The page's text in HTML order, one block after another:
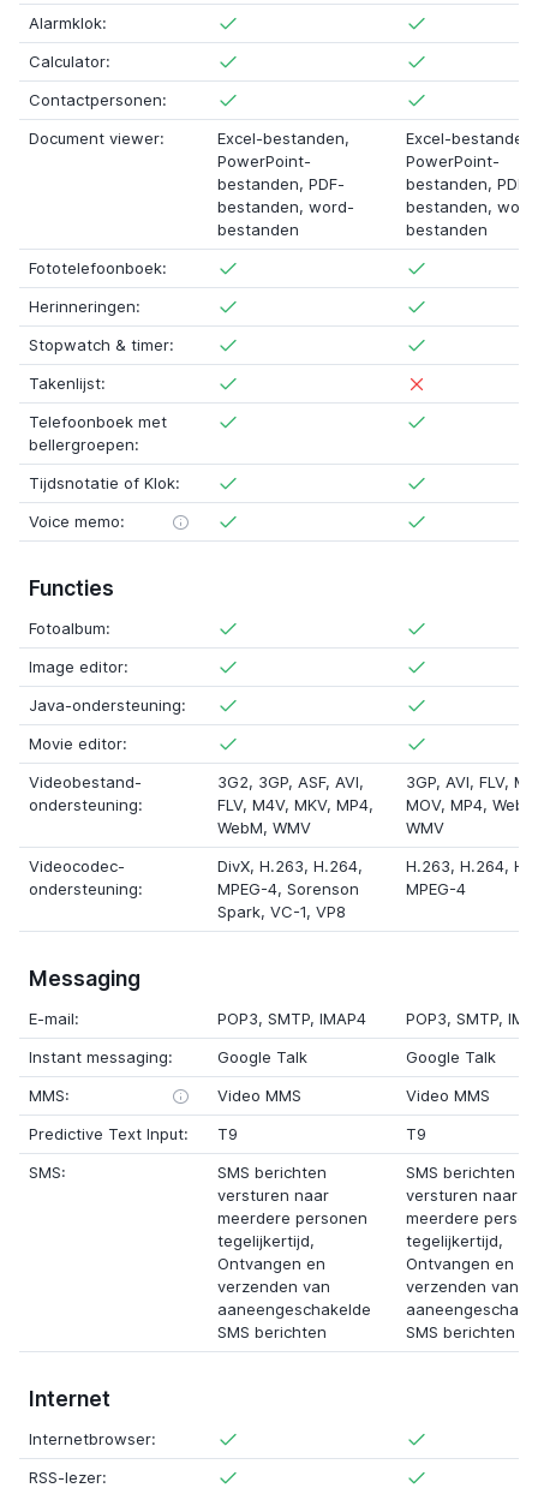
Alarmklok:
Calculator:
Contactpersonen:
Document viewer:
Excel-bestanden,
PowerPoint-
bestanden, PDF-
bestanden, word-
bestanden
Excel-bestanden,
PowerPoint-
bestanden, PDF-
bestanden,
bestanden
Fototelefoonboek:
Herinneringen:
Stopwatch & timer:
Takenlijst:
Telefoonboek met
bellergroepen:
Tijdsnotatie of Klok:
Voice memo:
Functies
Fotoalbum:
Image editor:
Java-ondersteuning:
Movie editor:
Videobestand-
ondersteuning:
3G2, 3GP, ASF, AVI,
FLV, M4V, MKV, MP4,
WebM, WMV
3GP, AVI, FLV,
MOV, MP4,
WMV
Videocodec-
ondersteuning:
DivX, H.263, H.264,
MPEG-4, Sorenson
Spark, VC-1, VP8
H.263, H.264,
MPEG-4
Messaging
E-mail: POP3, SMTP, IMAP4
POP3, SMTP,
Instant messaging:
Google Talk
Google Talk
MMS:
Video MMS
Video MMS
Predictive Text Input:
T9
T9
SMS:
SMS berichten
versturen naar
meerdere personen
tegelijkertijd,
Ontvangen en
verzenden van
aaneengeschakelde
SMS berichten
SMS berichten
versturen naar
meerdere
tegelijkertijd,
Ontvangen en
verzenden van
SMS berichten
Internet
Internetbrowser:
RSS-lezer: